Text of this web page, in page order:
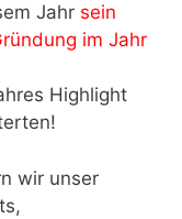
Jahr sein
im Jahr
Highlight
wir unser